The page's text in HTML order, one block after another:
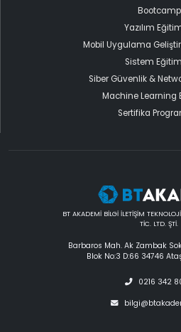
Bootcamp
Yazılım
Mobil Uygulama
Sistem
Siber Güvenlik &
Machine Learning
Sertifika
BT AKADEMİ BİLGİ İLETİŞİM
TİC. LTD. ŞTİ.
Barbaros Mah. Ak Zambak
Blok No:3 D:66 34746
0216 342